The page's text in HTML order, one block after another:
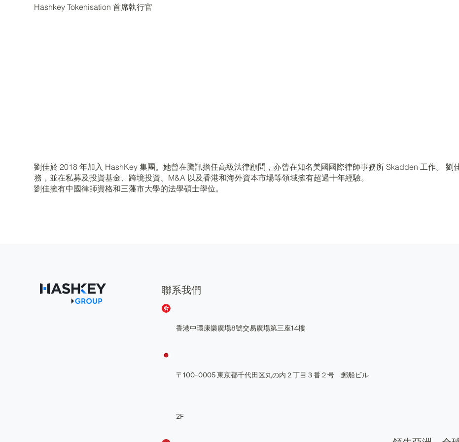
Hashkey Tokenisation 首席執行官
劉佳於 2018 年加入 HashKey 集團。她曾在騰訊擔任高級法律顧問，亦曾在知名美國國際律師事務所 Skadden 工作。
務，並在私募及投資基金、跨境投資、M&A 以及香港和海外資本市場等領域擁有超過十年經驗。
劉佳擁有中國律師資格和三藩市大學的法學碩士學位。
聯系我們
香港中環康樂廣場8號交易廣場第三座14樓
〒100-0005 東京都千代田区丸の内２丁目３番２号 郵船ビル
2F